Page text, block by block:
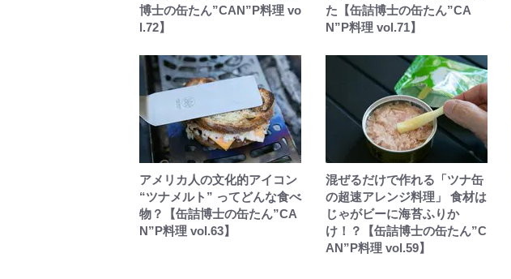
博士の缶たん”CAN”P料理 vo
l.72】
た【缶詰博士の缶たん”CA
N”P料理 vol.71】
アメリカ人の文化的アイコン
“ツナメルト” ってどんな食べ
物？【缶詰博士の缶たん”CA
N”P料理 vol.63】
混ぜるだけで作れる「ツナ缶
の超速アレンジ料理」 食材は
じゃがビーに海苔ふりか
け！？【缶詰博士の缶たん”C
AN”P料理 vol.59】